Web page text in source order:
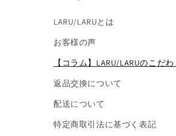
LARU/LARUとは
お客様の声
【コラム】LARU/LARUのこだ
返品交換について
配送について
特定商取引法に基づく表記